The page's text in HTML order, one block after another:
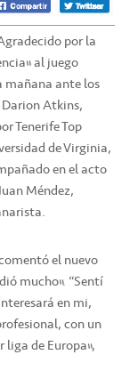
por la
al juego
mañana ante los
Atkins,
Tenerife Top
de Virginia,
en el acto
Méndez,
el nuevo
mucho”. “Sentí
en mi,
con un
de Europa”,